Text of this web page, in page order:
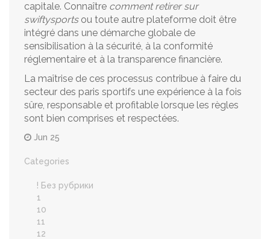
capitale. Connaître comment retirer sur
swiftysportsou toute autre plateforme doit être
intégré dans une démarche globale de
sensibilisation à la sécurité, à la conformité
réglementaire et à la transparence financière.
La maîtrise de ces processus contribue à faire du
secteur des paris sportifs une expérience à la fois
sûre, responsable et profitable lorsque les règles
sont bien comprises et respectées.
Jun 25
Categories
! Без рубрики
1
10
11
12